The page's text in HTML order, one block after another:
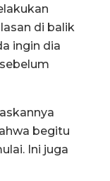
di balik
ingin dia
begitu
Ini juga